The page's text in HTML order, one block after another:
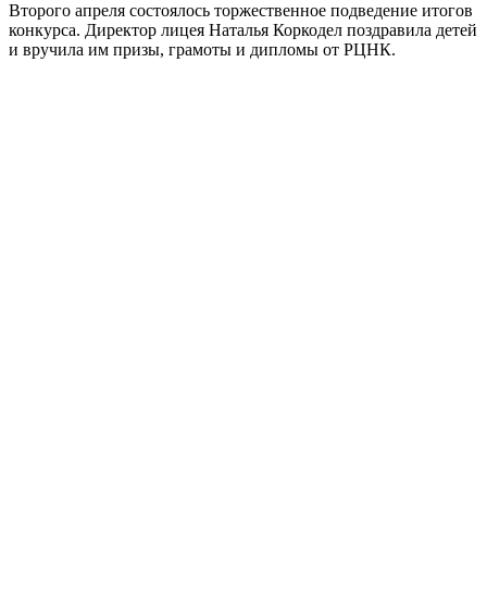
Второго апреля состоялось торжественное подведение итогов
конкурса. Директор лицея Наталья Коркодел поздравила детей
и вручила им призы, грамоты и дипломы от РЦНК.